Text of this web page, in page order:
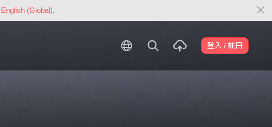
English (Global).
登入 / 註冊